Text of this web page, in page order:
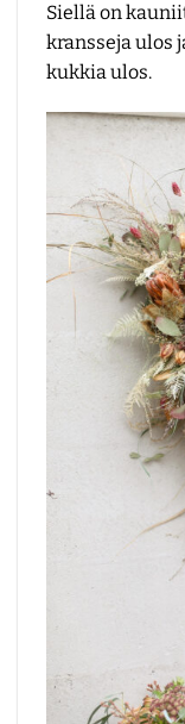
Siellä on
kransseja ulos
kukkia ulos.